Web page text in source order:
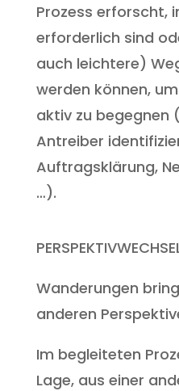
Prozess erforscht,
erforderlich sind
auch leichtere)
werden können,
aktiv zu begegnen
Antreiber
Auftragsklärung,
…).
Wanderungen
anderen
Im begleiteten
Lage, aus einer